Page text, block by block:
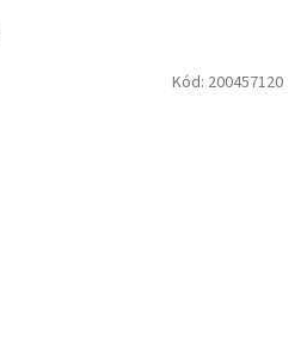
Kód: 200457120